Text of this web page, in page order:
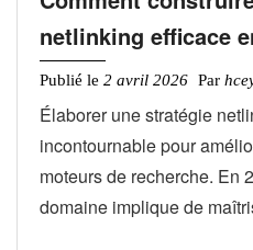
netlinking efficace
Publié le 2 avril 2026 Par
Élaborer une stratégie
incontournable pour
moteurs de recherche. En
domaine implique de